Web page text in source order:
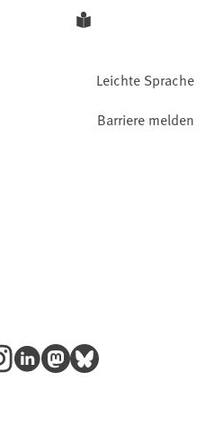
Leichte Sprache
Barriere melden